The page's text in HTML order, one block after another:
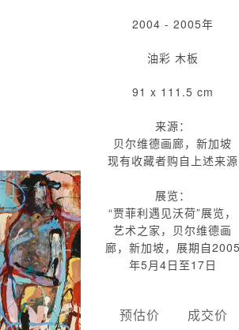
2004 - 2005年
油彩 木板
91 x 111.5 cm
来源：
贝尔维德画廊，新加坡
现有收藏者购自上述来源
展览：
“贾菲利遇见沃荷”展览，
艺术之家，贝尔维德画
廊，新加坡，展期自
年5月4日至17日
预估价 成交价